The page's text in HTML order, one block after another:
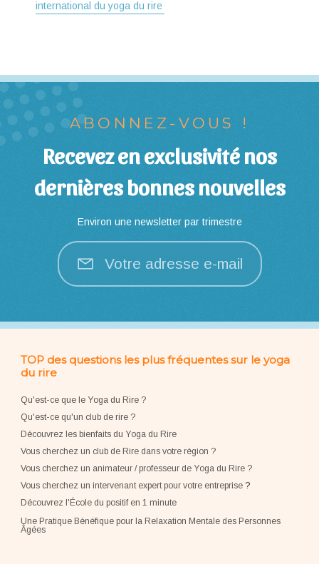
international du yoga du rire
ABONNEZ-VOUS !
Recevez en exclusivité nos
dernières bonnes nouvelles
Environ une newsletter par trimestre
Votre adresse e-mail
TOP des questions les plus fréquentes sur le yoga
du rire
Qu'est-ce que le Yoga du Rire ?
Qu'est-ce qu'un club de rire ?
Découvrez les bienfaits du Yoga du Rire
Vous cherchez un club de Rire dans votre région ?
Vous cherchez un animateur / professeur de Yoga du Rire ?
Vous cherchez un intervenant expert pour votre entreprise?
Découvrez l'École du positif en 1 minute
Une Pratique Bénéfique pour la Relaxation Mentale des Personnes
Âgées